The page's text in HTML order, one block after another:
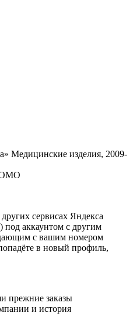
Медицинские изделия, 2009-
сервисах Яндекса
аккаунтом с другим
с вашим номером
в новый профиль,
прежние заказы
и история